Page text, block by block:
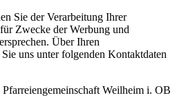
Sie der Verarbeitung Ihrer
Zwecke der Werbung und
Über Ihren
uns unter folgenden Kontaktdaten
Weilheim i. OB